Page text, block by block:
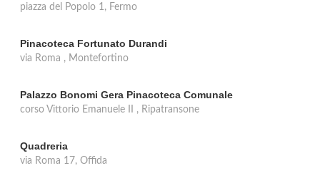
piazza del Popolo 1, Fermo
Pinacoteca Fortunato Durandi
via Roma , Montefortino
Palazzo Bonomi Gera Pinacoteca Comunale
corso Vittorio Emanuele II , Ripatransone
Quadreria
via Roma 17, Offida